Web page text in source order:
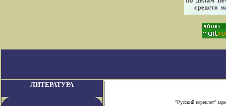
ЛИТЕРАТУРА
"Русский переплет"